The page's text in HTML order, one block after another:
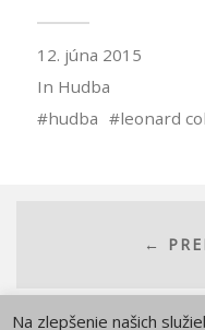
12. júna 2015
In Hudba
hudba
leonard
←
Na zlepšenie našich